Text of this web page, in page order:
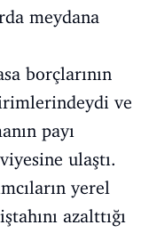
meydana
borçlarının
ve
payı
ulaştı.
yerel
azalttığı